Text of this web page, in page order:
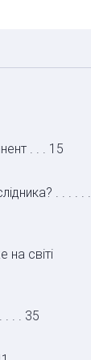
. . . 15
. . . . . .
світі
. . . 35